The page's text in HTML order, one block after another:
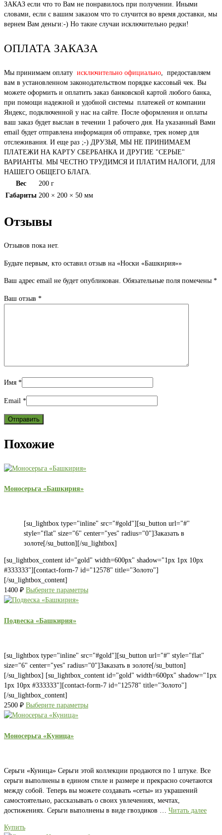
ЗАКАЗ если что то Вам не понравилось при получении. Иными
словами, если с вашим заказом что то случится во время доставки, мы
вернем Вам деньги:-) Но такие случаи исключительно редки!
ОПЛАТА ЗАКАЗА
Мы принимаем оплату исключительно официально, предоставляем
вам в установленном законодательством порядке кассовый чек. Вы
можете оформить и оплатить заказ банковской картой любого банка,
при помощи надежной и удобной системы платежей от компании
Яндекс, подключенной у нас на сайте. После оформления и оплаты
ваш заказ будет выслан в течении 1 рабочего дня. На указанный Вами
email будет отправлена информация об отправке, трек номер для
отслеживания. И еще раз ;-) ДРУЗЬЯ, МЫ НЕ ПРИНИМАЕМ
ПЛАТЕЖИ НА КАРТУ СБЕРБАНКА И ДРУГИЕ "СЕРЫЕ"
ВАРИАНТЫ. МЫ ЧЕСТНО ТРУДИМСЯ И ПЛАТИМ НАЛОГИ, ДЛЯ
НАШЕГО ОБЩЕГО БЛАГА.
Вес
200 г
Габариты 200 × 200 × 50 мм
Отзывы
Отзывов пока нет.
Будьте первым, кто оставил отзыв на «Носки «Башкирия»»
Ваш адрес email не будет опубликован. Обязательные поля помечены *
Ваш отзыв *
Имя *
Email *
Похожие
Моносерьга «Башкирия»
[su_lightbox type="inline" src="#gold"][su_button url="#"
style="flat" size="6" center="yes" radius="0"]Заказать в
золоте[/su_button][/su_lightbox]
[su_lightbox_content id="gold" width=600px" shadow="1px 1px 10px
#333333"][contact-form-7 id="12578" title="Золото"]
[/su_lightbox_content]
1400 ₽ Выберите параметры
Подвеска «Башкирия»
[su_lightbox type="inline" src="#gold"][su_button url="#" style="flat"
size="6" center="yes" radius="0"]Заказать в золоте[/su_button]
[/su_lightbox] [su_lightbox_content id="gold" width=600px" shadow="1px
1px 10px #333333"][contact-form-7 id="12578" title="Золото"]
[/su_lightbox_content]
2500 ₽ Выберите параметры
Моносерьга «Куница»
Серьги «Куница» Серьги этой коллекции продаются по 1 штуке. Все
серьги выполнены в едином стиле и размере и прекрасно сочетаются
между собой. Теперь вы можете создавать «сеты» из украшений
самостоятельно, рассказывать о своих увлечениях, мечтах,
достижениях. Серьги выполнены в виде гвоздиков … Читать далее
Купить